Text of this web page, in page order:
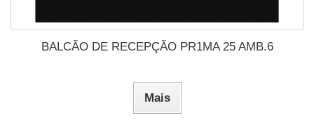
BALCÃO DE RECEPÇÃO PR1MA 25 AMB.6
Mais